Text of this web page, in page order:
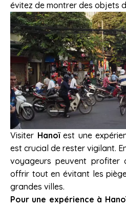
évitez de montrer des objets
Visiter Hanoïest une
est crucial de rester vigilant.
voyageurs peuvent profiter
offrir tout en évitant les
grandes villes.
Pour une expérience à